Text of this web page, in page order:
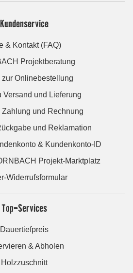
Kundenservice
& Kontakt (FAQ)
Projektberatung
zur Onlinebestellung
Versand und Lieferung
Zahlung und Rechnung
und Reklamation
& Kundenkonto-ID
Projekt-Marktplatz
Widerrufsformular
Top-Services
Dauertiefpreis
& Abholen
Holzzuschnitt